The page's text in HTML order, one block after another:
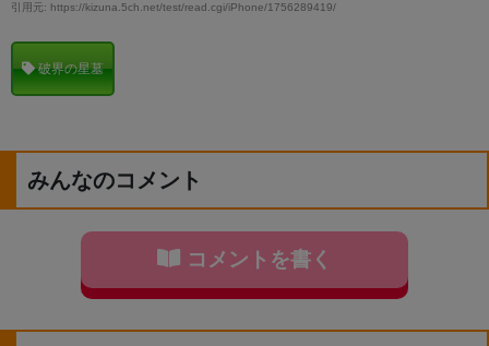
引用元: https://kizuna.5ch.net/test/read.cgi/iPhone/1756289419/
破界の星墓
みんなのコメント
コメントを書く